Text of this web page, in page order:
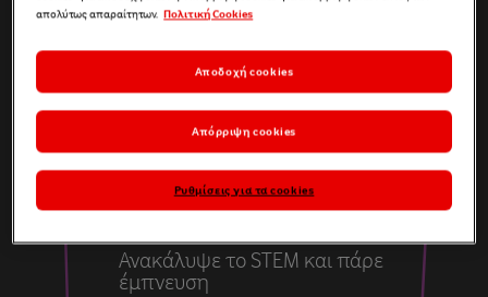
σου σε πράξη και δημιουργώντας ένα
καλύτερο αύριο για όλους.
Ανακάλυψε το STEM και πάρε
έμπνευση
απολύτως απαραίτητων. Πολιτική Cookies
Απόρριψη cookies
Αποδοχή cookies
Ρυθμίσεις για τα cookies